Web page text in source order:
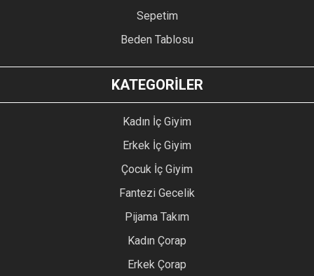
Sepetim
Beden Tablosu
KATEGORİLER
Kadın İç Giyim
Erkek İç Giyim
Çocuk İç Giyim
Fantezi Gecelik
Pijama Takım
Kadın Çorap
Erkek Çorap